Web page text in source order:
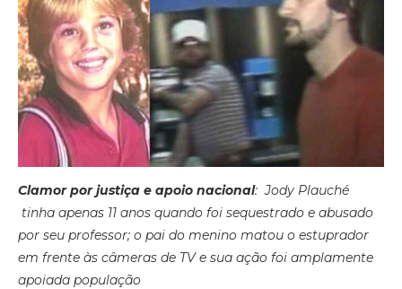
Clamor por justiça e apoio nacional: Jody Plauché
tinha apenas 11 anos quando foi sequestrado e abusado
por seu professor; o pai do menino matou o estuprador
em frente às câmeras de TV e sua ação foi amplamente
apoiada população